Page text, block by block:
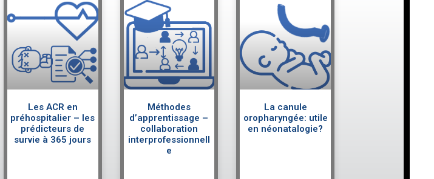
Les ACR en
préhospitalier – les
prédicteurs de
survie à 365 jours
Méthodes
d’apprentissage –
collaboration
interprofessionnell
e
La canule
oropharyngée: utile
en néonatalogie?